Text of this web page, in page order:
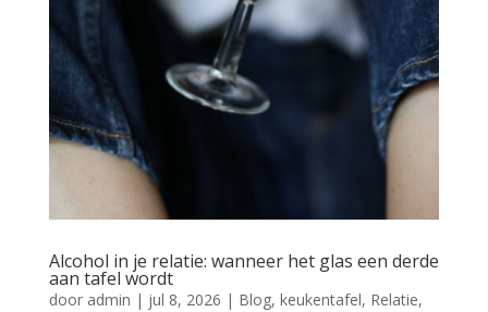
Alcohol in je relatie: wanneer het glas een derde
aan tafel wordt
door admin | jul 8, 2026 | Blog, keukentafel, Relatie,